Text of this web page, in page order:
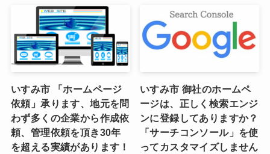
いすみ市 「ホームページ
依頼」承ります、地元を問
わず多くの企業から作成依
頼、管理依頼を頂き30年
を超える実績があります！
いすみ市 御社のホームペ
ージは、正しく検索エンジ
ンに登録してありますか？
「サーチコンソール」を使
ってカスタマイズしません